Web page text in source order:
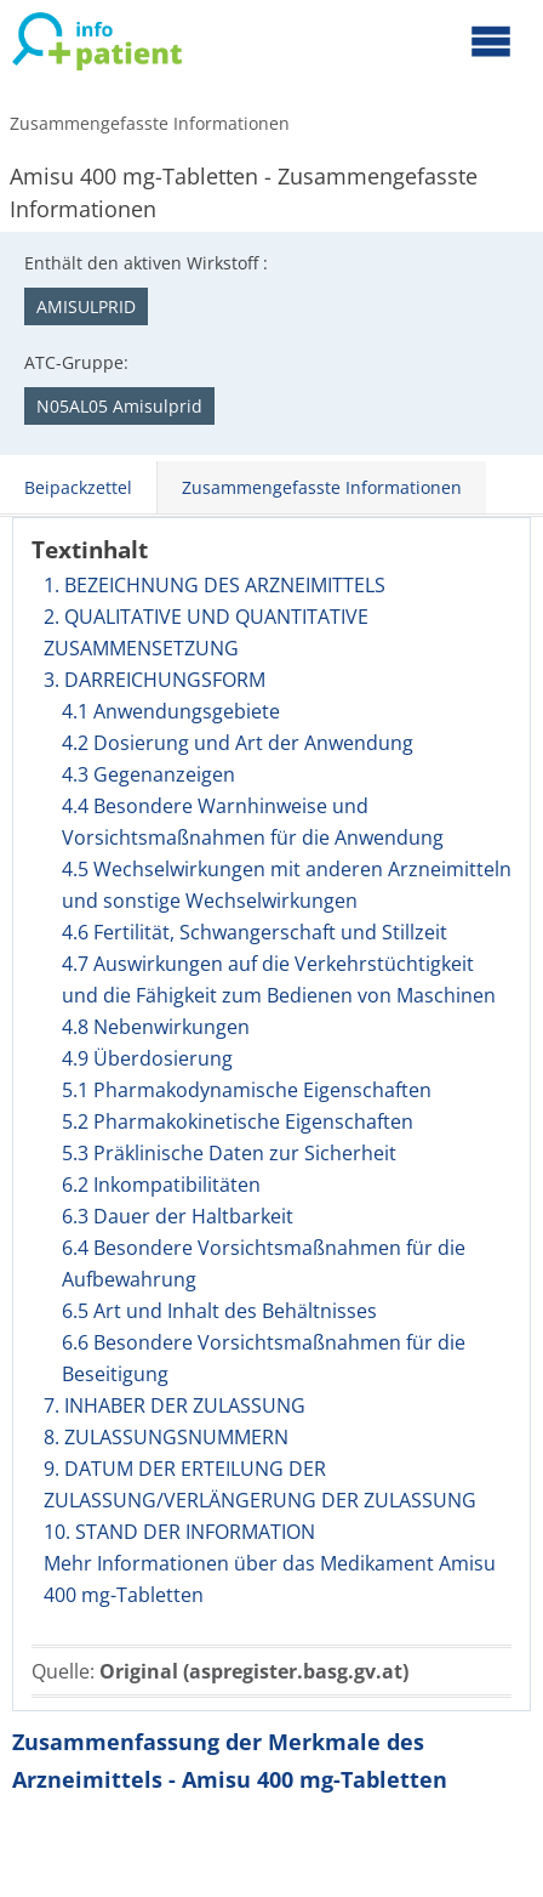
Zusammengefasste Informationen
Amisu 400 mg-Tabletten - Zusammengefasste
Informationen
Enthält den aktiven Wirkstoff :
AMISULPRID
ATC-Gruppe:
N05AL05 Amisulprid
Beipackzettel Zusammengefasste Informationen
Textinhalt
1. BEZEICHNUNG DES ARZNEIMITTELS
2. QUALITATIVE UND QUANTITATIVE
ZUSAMMENSETZUNG
3. DARREICHUNGSFORM
4.1 Anwendungsgebiete
4.2 Dosierung und Art der Anwendung
4.3 Gegenanzeigen
4.4 Besondere Warnhinweise und
Vorsichtsmaßnahmen für die Anwendung
4.5 Wechselwirkungen mit anderen Arzneimitteln
und sonstige Wechselwirkungen
4.6 Fertilität, Schwangerschaft und Stillzeit
4.7 Auswirkungen auf die Verkehrstüchtigkeit
und die Fähigkeit zum Bedienen von Maschinen
4.8 Nebenwirkungen
4.9 Überdosierung
5.1 Pharmakodynamische Eigenschaften
5.2 Pharmakokinetische Eigenschaften
5.3 Präklinische Daten zur Sicherheit
6.2 Inkompatibilitäten
6.3 Dauer der Haltbarkeit
6.4 Besondere Vorsichtsmaßnahmen für die
Aufbewahrung
6.5 Art und Inhalt des Behältnisses
6.6 Besondere Vorsichtsmaßnahmen für die
Beseitigung
7. INHABER DER ZULASSUNG
8. ZULASSUNGSNUMMERN
9. DATUM DER ERTEILUNG DER
ZULASSUNG/VERLÄNGERUNG DER ZULASSUNG
10. STAND DER INFORMATION
Mehr Informationen über das Medikament Amisu
400 mg-Tabletten
Quelle: Original (aspregister.basg.gv.at)
Zusammenfassung der Merkmale des
Arzneimittels - Amisu 400 mg-Tabletten